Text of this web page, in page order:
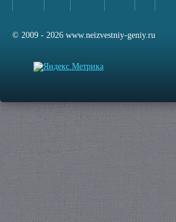
© 2009 - 2026 www.neizvestniy-geniy.ru
сайта